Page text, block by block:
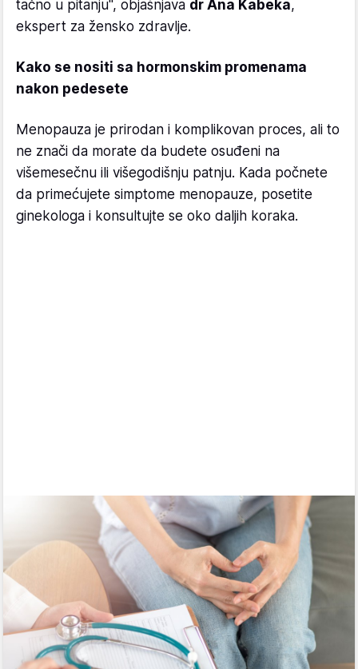
tačno u pitanju", objašnjava dr Ana Kabeka,
ekspert za žensko zdravlje.
Kako se nositi sa hormonskim promenama
nakon pedesete
Menopauza je prirodan i komplikovan proces, ali to
ne znači da morate da budete osuđeni na
višemesečnu ili višegodišnju patnju. Kada počnete
da primećujete simptome menopauze, posetite
ginekologa i konsultujte se oko daljih koraka.